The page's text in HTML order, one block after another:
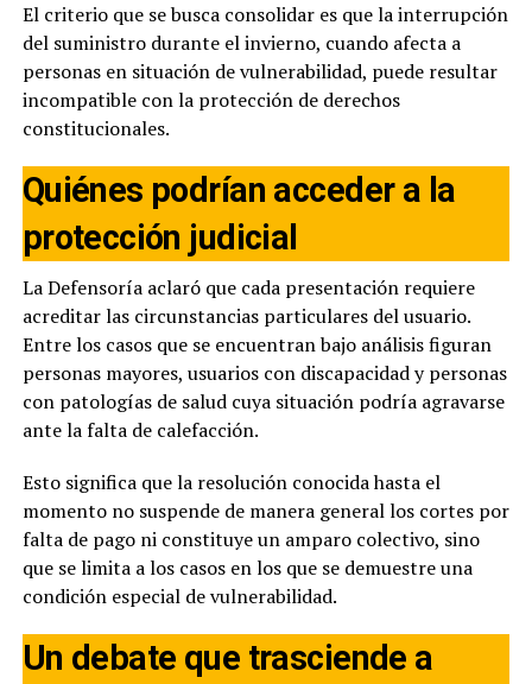
El criterio que se busca consolidar es que la interrupción
del suministro durante el invierno, cuando afecta a
personas en situación de vulnerabilidad, puede resultar
incompatible con la protección de derechos
constitucionales.
Quiénes podrían acceder a la
protección judicial
La Defensoría aclaró que cada presentación requiere
acreditar las circunstancias particulares del usuario.
Entre los casos que se encuentran bajo análisis figuran
personas mayores, usuarios con discapacidad y personas
con patologías de salud cuya situación podría agravarse
ante la falta de calefacción.
Esto significa que la resolución conocida hasta el
momento no suspende de manera general los cortes por
falta de pago ni constituye un amparo colectivo, sino
que se limita a los casos en los que se demuestre una
condición especial de vulnerabilidad.
Un debate que trasciende a